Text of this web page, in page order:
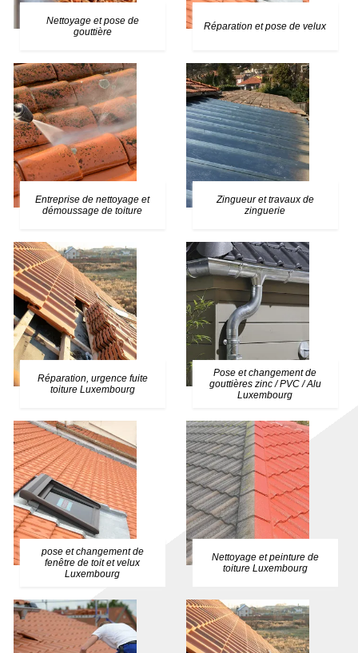
Nettoyage et pose de
gouttière
Réparation et pose de velux
Entreprise de nettoyage et
démoussage de toiture
Zingueur et travaux de
zinguerie
Réparation, urgence fuite
toiture Luxembourg
Pose et changement de
gouttières zinc / PVC / Alu
Luxembourg
pose et changement de
fenêtre de toit et velux
Luxembourg
Nettoyage et peinture de
toiture Luxembourg